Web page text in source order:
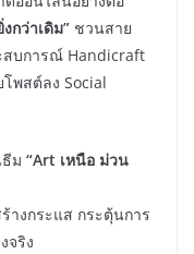
กว่าเดิม” ชวนสาย
สบการณ์ Handicraft
โพสต์ลง Social
ม “Art เหนือ ม่วน
างกระแส กระตุ้นการ
จริง